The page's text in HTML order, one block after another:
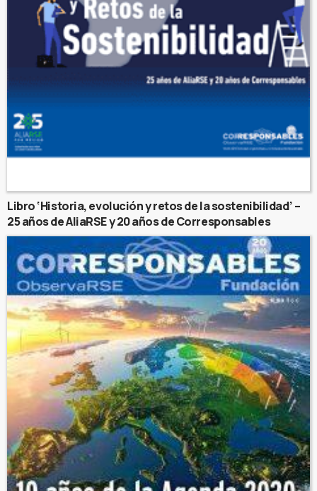
Libro ‘Historia, evolución y retos de la sostenibilidad’ –
25 años de AliaRSE y 20 años de Corresponsables